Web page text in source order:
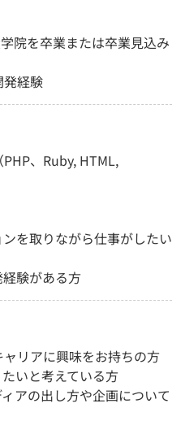
院を卒業または卒業見込み
発経験
、Ruby, HTML,
を取りながら仕事がしたい
験がある方
リアに興味をお持ちの方
いと考えている方
アの出し方や企画について